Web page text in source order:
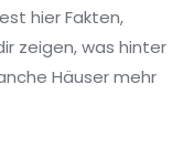
hier Fakten,
zeigen, was hinter
Häuser mehr